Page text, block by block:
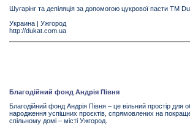
Шугарінг та депіляція за допомогою цукрової пасти ТМ
Украина | Ужгород
http://dukat.com.ua
Благодійний фонд Андрія Півня
Благодійний фонд Андрія Півня – це вільний простір для
народження успішних проєктів, спрямовлених на
спільному домі – місті Ужгород.